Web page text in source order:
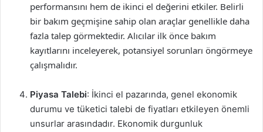
performansını hem de ikinci el değerini etkiler. Belirli
bir bakım geçmişine sahip olan araçlar genellikle daha
fazla talep görmektedir. Alıcılar ilk önce bakım
kayıtlarını inceleyerek, potansiyel sorunları öngörmeye
çalışmalıdır.
Piyasa Talebi: İkinci el pazarında, genel ekonomik
durumu ve tüketici talebi de fiyatları etkileyen önemli
unsurlar arasındadır. Ekonomik durgunluk